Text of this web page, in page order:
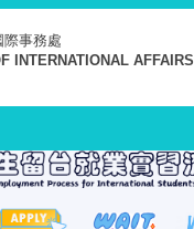
際事務處
INTERNATIONAL AFFAIRS